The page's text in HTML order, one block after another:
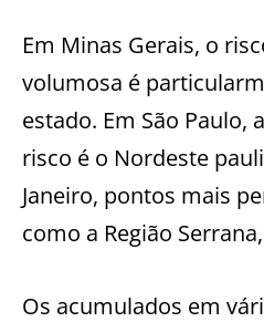
Em Minas Gerais, o
volumosa é
estado. Em São Paulo,
risco é o Nordeste
Janeiro, pontos mais
como a Região
Os acumulados em